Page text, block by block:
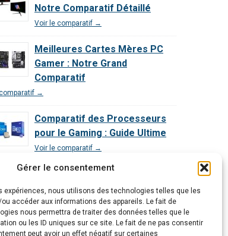
Gérer le consentement
expériences, nous utilisons des technologies telles que les
accéder aux informations des appareils. Le fait de
nous permettra de traiter des données telles que le
ou les ID uniques sur ce site. Le fait de ne pas consentir
peut avoir un effet négatif sur certaines
Notre Comparatif Détaillé
Voir le comparatif →
Meilleures Cartes Mères PC
Gamer : Notre Grand
Comparatif
→
Comparatif des Processeurs
pour le Gaming : Guide Ultime
Voir le comparatif →
Comparatif Exclusif | Les 3
Meilleurs PC Gamer Décryptés
Voir le comparatif →